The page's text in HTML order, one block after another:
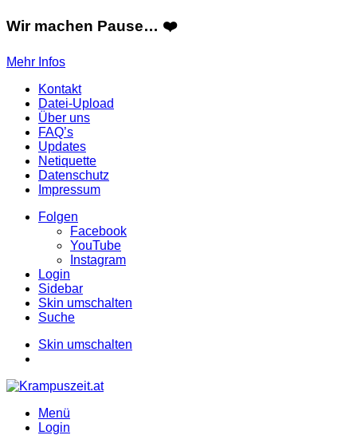
Wir machen Pause… ❤️
Mehr Infos
Kontakt
Datei-Upload
Über uns
FAQ’s
Updates
Netiquette
Datenschutz
Impressum
Folgen
Facebook
YouTube
Instagram
Login
Sidebar
Skin umschalten
Suche
Skin umschalten
Menü
Login